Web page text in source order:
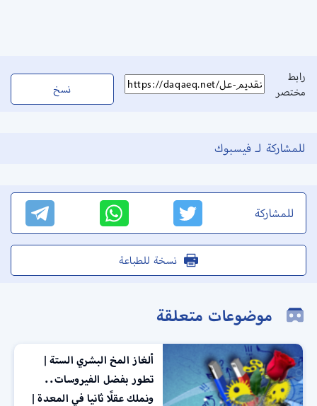
رابط
مختصر
نسخ
للمشاركة لـ فيسبوك
للمشاركة
نسخة للطباعة
موضوعات متعلقة
ألغاز المخ البشري الستة |
تطور بفضل الفيروسات..
ونملك عقلًا ثانيا في المعدة |